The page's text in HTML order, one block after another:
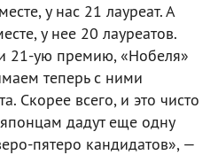
у нас 21 лауреат. А
у нее 20 лауреатов.
21-ую премию, «Нобеля»
теперь с ними
Скорее всего, и это чисто
дадут еще одну
пятеро кандидатов», —